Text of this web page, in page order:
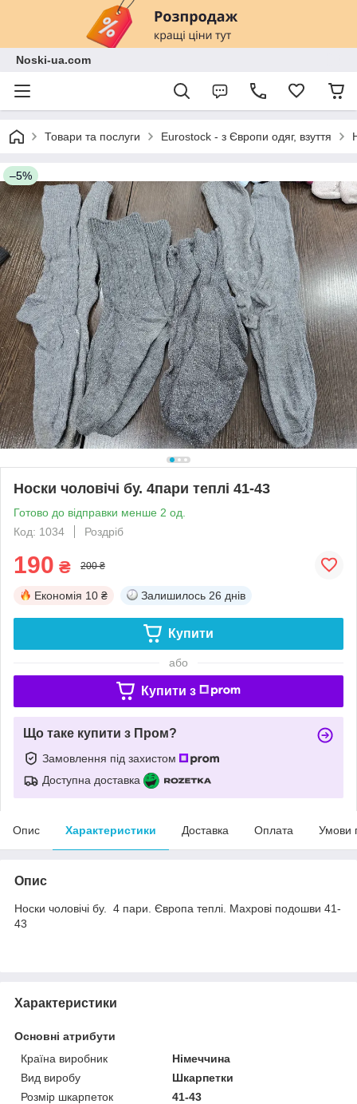
Noski-ua.com
Товари та послуги Eurostock - з Європи одяг, взуття
–5%
Носки чоловічі бу. 4пари теплі 41-43
Готово до відправки менше 2 од.
Код: 1034
Роздріб
190 ₴ 200 ₴
Економія 10 ₴ Залишилось 26 днів
Купити
або
Купити з
Що таке купити з Пром?
Замовлення під захистом
Доступна доставка
Опис Характеристики Доставка Оплата Умови
Опис
Носки чоловічі бу. 4 пари. Європа теплі. Махрові подошви 41-
43
Характеристики
Основні атрибути
Країна виробник
Німеччина
Вид виробу
Шкарпетки
Розмір шкарпеток
41-43